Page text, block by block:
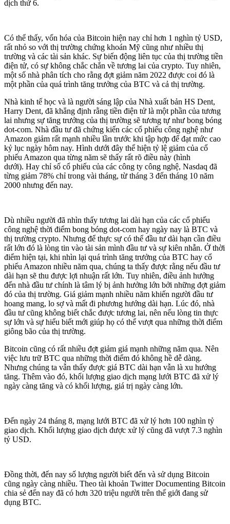
dịch thứ 6.
Có thể thấy, vốn hóa của Bitcoin hiện nay chỉ hơn 1 nghìn tỷ USD,
rất nhỏ so với thị trường chứng khoán Mỹ cũng như nhiều thị
trường và các tài sản khác. Sự biến động liên tục của thị trường tiền
điện tử, có sự không chắc chắn về tương lai của crypto. Tuy nhiên,
một số nhà phân tích cho rằng đợt giảm năm 2022 được coi đó là
một phần của quá trình tăng trưởng của BTC và cả thị trường.
Nhà kinh tế học và là người sáng lập của Nhà xuất bản HS Dent,
Harry Dent, đã khẳng định rằng tiền điện tử là một phần của tương
lai nhưng sự tăng trưởng của thị trường sẽ tương tự như bong bóng
dot-com. Nhà đầu tư đã chứng kiến ​​các cổ phiếu công nghệ như
Amazon giảm rất mạnh nhiều lần trước khi tập hợp để đạt mức cao
kỷ lục ngày hôm nay. Hình dưới đây thể hiện tỷ lệ giảm của cổ
phiếu Amazon qua từng năm sẽ thấy rất rõ điều này (hình
dưới). Hay chỉ số cổ phiếu của các công ty công nghệ, Nasdaq đã
từng giảm 78% chỉ trong vài tháng, từ tháng 3 đến tháng 10 năm
2000 nhưng đến nay.
Dù nhiều người đã nhìn thấy tương lai dài hạn của các cổ phiếu
công nghệ thời điểm bong bóng dot-com hay ngày nay là BTC và
thị trường crypto. Nhưng để thực sự có thể đầu tư dài hạn cần điều
rất lớn đó là lòng tin vào tài sản mình đầu tư và sự kiên nhẫn. Ở thời
điểm hiện tại, khi nhìn lại quá trình tăng trưởng của BTC hay cổ
phiếu Amazon nhiều năm qua, chúng ta thấy được rằng nếu đầu tư
dài hạn sẽ thu được lợi nhuận rất lớn. Tuy nhiên, điều ảnh hưởng
đến nhà đầu tư chính là tâm lý bị ảnh hưởng lớn bởi những đợt giảm
đó của thị trường. Giá giảm mạnh nhiều năm khiến người đầu tư
hoang mang, lo sợ và mất đi phương hướng dài hạn. Lúc đó, nhà
đầu tư cũng không biết chắc được tương lai, nên nếu lòng tin thực
sự lớn và sự hiểu biết mới giúp họ có thể vượt qua những thời điểm
giông bão của thị trường.
Bitcoin cũng có rất nhiều đợt giảm giá mạnh những năm qua. Nên
việc lưu trữ BTC qua những thời điểm đó không hề dễ dàng.
Nhưng chúng ta vẫn thấy được giá BTC dài hạn vẫn là xu hướng
tăng. Thêm vào đó, khối lượng giao dịch mạng lưới BTC đã xử lý
ngày càng tăng và có khối lượng, giá trị ngày càng lớn.
Đến ngày 24 tháng 8, mạng lưới BTC đã xử lý hơn 100 nghìn tỷ
giao dịch. Khối lượng giao dịch được xử lý cũng đã vượt 7.3 nghìn
tỷ USD.
Đồng thời, đến nay số lượng người biết đến và sử dụng Bitcoin
cũng ngày càng nhiều. Theo tài khoản Twitter Documenting Bitcoin
chia sẻ đến nay đã có hơn 320 triệu người trên thế giới đang sử
dụng BTC.